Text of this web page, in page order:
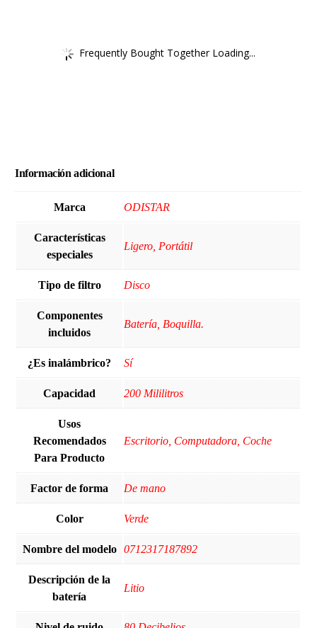
Frequently Bought Together Loading...
Información adicional
Marca ODISTAR
Características
especiales
Ligero, Portátil
Tipo de filtro Disco
Componentes
incluidos
Batería, Boquilla.
¿Es inalámbrico? Sí
Capacidad ‎200 Mililitros
Usos
Recomendados
Para Producto
Escritorio, Computadora, Coche
Factor de forma De mano
Color Verde
Nombre del modelo 0712317187892
Descripción de la
batería
Litio